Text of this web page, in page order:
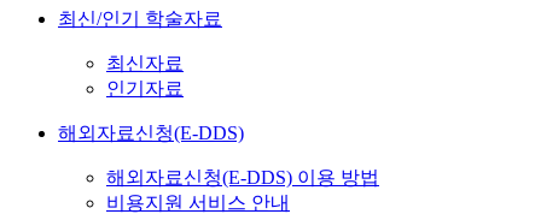
최신/인기 학술자료
최신자료
인기자료
해외자료신청(E-DDS)
해외자료신청(E-DDS) 이용 방법
비용지원 서비스 안내